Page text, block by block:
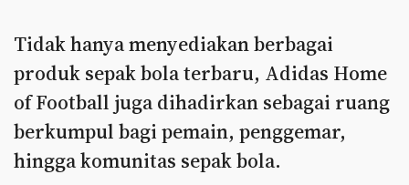
Tidak hanya menyediakan berbagai
produk sepak bola terbaru, Adidas Home
of Football juga dihadirkan sebagai ruang
berkumpul bagi pemain, penggemar,
hingga komunitas sepak bola.